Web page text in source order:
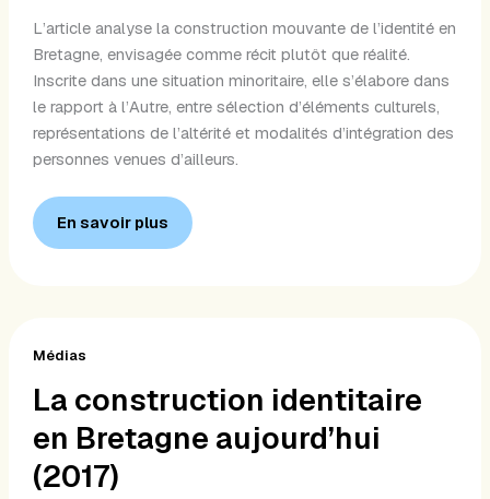
L’article analyse la construction mouvante de l’identité en
Bretagne, envisagée comme récit plutôt que réalité.
Inscrite dans une situation minoritaire, elle s’élabore dans
le rapport à l’Autre, entre sélection d’éléments culturels,
représentations de l’altérité et modalités d’intégration des
personnes venues d’ailleurs.
En savoir plus
Médias
La construction identitaire
en Bretagne aujourd’hui
(2017)
construction
en
Bretagne
aujourd’hui
(2017)